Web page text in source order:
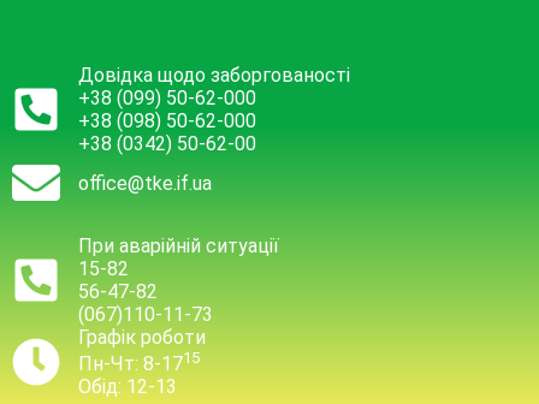
Довідка щодо заборгованості
+38 (099) 50-62-000
+38 (098) 50-62-000
+38 (0342) 50-62-00
office@tke.if.ua
При аварійній ситуації
15-82
56-47-82
(067)110-11-73
Графік роботи
Пн-Чт: 8-1715
Обід: 12-13